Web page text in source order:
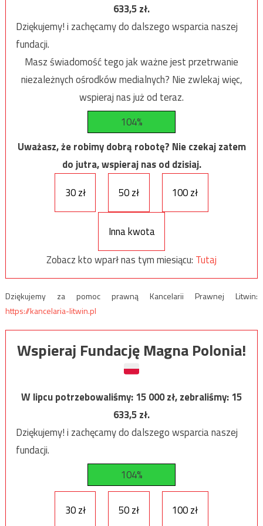
633,5zł.
Dziękujemy! i zachęcamy do dalszego wsparcia naszej
fundacji.
Masz świadomość tego jak ważne jest przetrwanie
niezależnych ośrodków medialnych? Nie zwlekaj więc,
wspieraj nas już od teraz.
104%
Uważasz, że robimy dobrą robotę? Nie czekaj zatem
do jutra, wspieraj nas od dzisiaj.
30 zł
50 zł 100 zł
Inna kwota
Zobacz kto wparł nas tym miesiącu: Tutaj
Dziękujemy za pomoc prawną Kancelarii Prawnej Litwin:
https://kancelaria-litwin.pl
Wspieraj Fundację Magna Polonia!
W lipcu potrzebowaliśmy:15 000zł, zebraliśmy:15
633,5zł.
Dziękujemy! i zachęcamy do dalszego wsparcia naszej
fundacji.
104%
30 zł 50 zł 100 zł